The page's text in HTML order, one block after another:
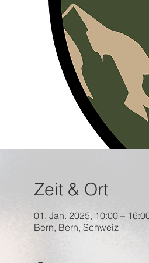
Zeit & Ort
01. Jan. 2025, 10:00 –
Bern, Bern, Schweiz